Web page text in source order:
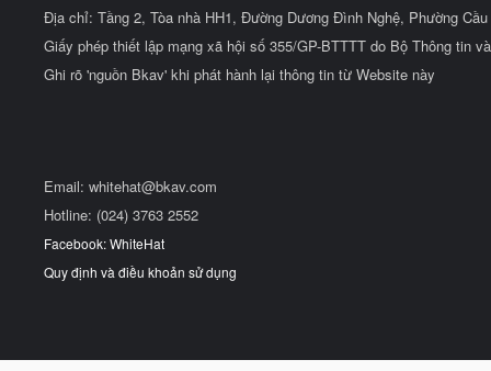
Địa chỉ: Tầng 2, Tòa nhà HH1, Đường Dương Đình Nghệ, Phường
Giấy phép thiết lập mạng xã hội số 355/GP-BTTTT do Bộ Thông tin
Ghi rõ 'nguồn Bkav' khi phát hành lại thông tin từ Website này
Email: whitehat@bkav.com
Hotline: (024) 3763 2552
Facebook: WhiteHat
Quy định và điều khoản sử dụng